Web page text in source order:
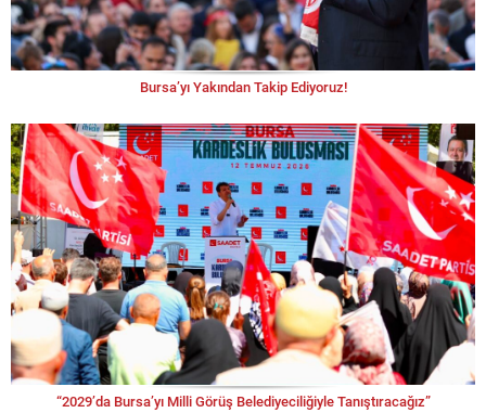
Bursa’yı Yakından Takip Ediyoruz!
“2029’da Bursa’yı Milli Görüş Belediyeciliğiyle Tanıştıracağız”